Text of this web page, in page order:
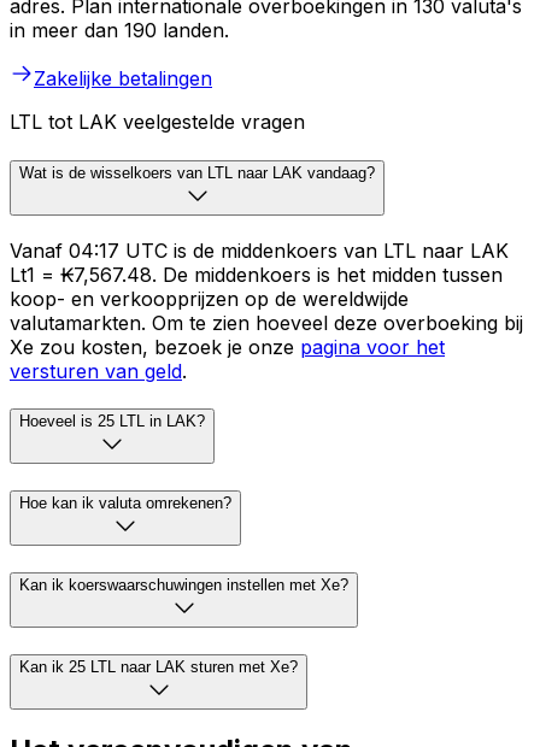
adres. Plan internationale overboekingen in 130 valuta's
in meer dan 190 landen.
Zakelijke betalingen
LTL tot LAK veelgestelde vragen
Wat is de wisselkoers van LTL naar LAK vandaag?
Vanaf 04:17 UTC is de middenkoers van LTL naar LAK
Lt1 = ₭7,567.48. De middenkoers is het midden tussen
koop- en verkoopprijzen op de wereldwijde
valutamarkten. Om te zien hoeveel deze overboeking bij
Xe zou kosten, bezoek je onze pagina voor het
versturen van geld.
Hoeveel is 25 LTL in LAK?
Hoe kan ik valuta omrekenen?
Kan ik koerswaarschuwingen instellen met Xe?
Kan ik 25 LTL naar LAK sturen met Xe?